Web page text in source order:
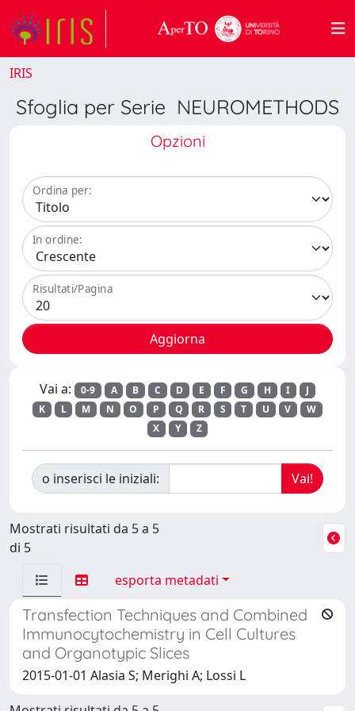
IRIS
Sfoglia per Serie NEUROMETHODS
Opzioni
Ordina per:
In ordine:
Risultati/Pagina
Vai a: 0-9 A B C D E F G H I
J
K
L M N O P Q R S T U V
W
X
Y Z
o inserisci le iniziali:
Mostrati risultati da 5 a 5
di 5
esporta metadati
Transfection Techniques and Combined
Immunocytochemistry in Cell Cultures
and Organotypic Slices
2015-01-01 Alasia S; Merighi A; Lossi L